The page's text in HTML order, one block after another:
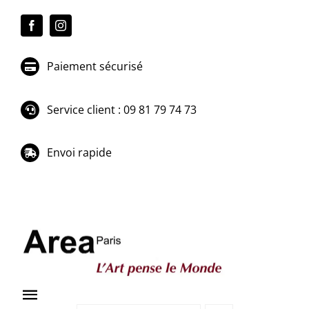
Paiement sécurisé
Service client : 09 81 79 74 73
Envoi rapide